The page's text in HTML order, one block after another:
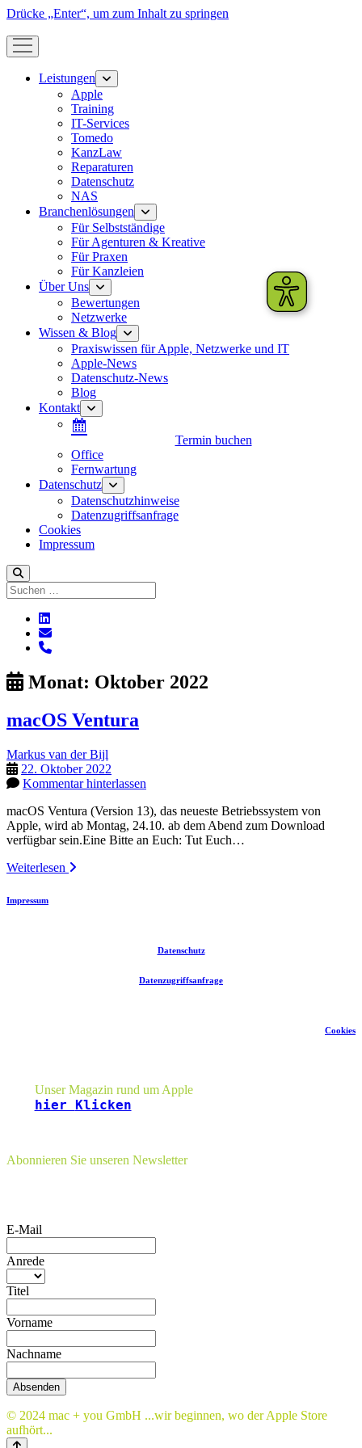
Drücke „Enter“, um zum Inhalt zu springen
Menü
öffnen
Leistungen
Menü
öffnen
Apple
Training
IT-Services
Tomedo
KanzLaw
Reparaturen
Datenschutz
NAS
Branchenlösungen
Menü
öffnen
Für Selbstständige
Für Agenturen & Kreative
Für Praxen
Für Kanzleien
Über Uns Menü
öffnen
Bewertungen
Netzwerke
Wissen & Blog Menü
öffnen
Praxiswissen für Apple, Netzwerke und IT
Apple-News
Datenschutz-News
Blog
Kontakt Menü
öffnen
Termin buchen
Office
Fernwartung
Datenschutz Menü
öffnen
Datenschutzhinweise
Datenzugriffsanfrage
Cookies
Impressum
Suchen
linkedin
E-
Mail
phone
Monat: Oktober 2022
macOS Ventura
Markus van der Bijl
22. Oktober 2022
Kommentar hinterlassen
macOS Ventura (Version 13), das neueste Betriebssystem von
Apple, wird ab Montag, 24.10. ab dem Abend zum Download
verfügbar sein.Eine Bitte an Euch: Tut Euch…
Weiterlesen macOS
Impressum
Datenschutz
Datenzugriffsanfrage
Cookies
Unser Magazin rund um Apple
hier Klicken
Abonnieren Sie unseren Newsletter
E-Mail
Anrede
Titel
Vorname
Nachname
Absenden
© 2024 mac + you GmbH ...wir beginnen, wo der Apple Store
aufhört...
Nach